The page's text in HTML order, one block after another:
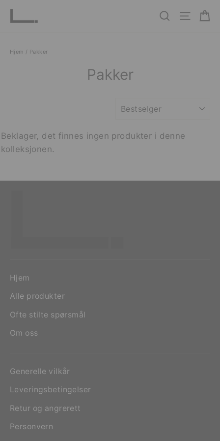
Søk
Hjem / Pakker
Pakker
Beklager, det finnes ingen produkter i denne
kolleksjonen.
Hjem
Alle produkter
Ofte stilte spørsmål
Om oss
Generelle vilkår
Leveringsbetingelser
Retur og angrerett
Personvern